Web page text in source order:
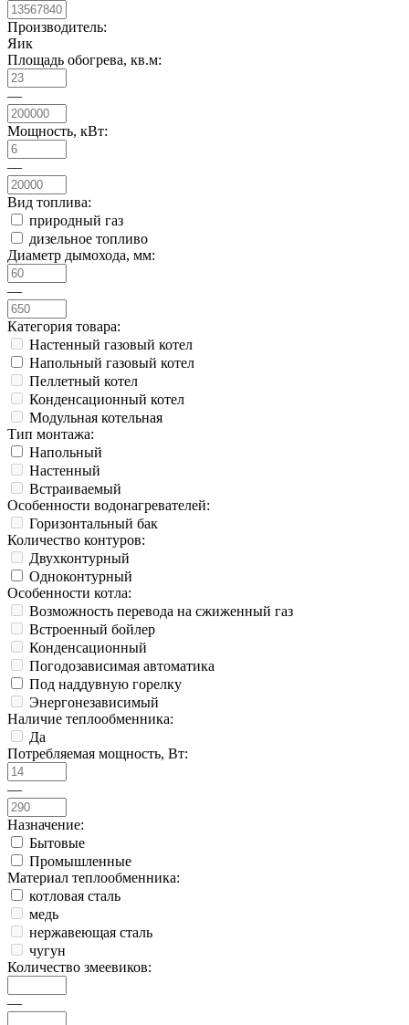
Производитель:
Яик
Площадь обогрева, кв.м:
—
Мощность, кВт:
—
Вид топлива:
природный газ
дизельное топливо
Диаметр дымохода, мм:
—
Категория товара:
Настенный газовый котел
Напольный газовый котел
Пеллетный котел
Конденсационный котел
Модульная котельная
Тип монтажа:
Напольный
Настенный
Встраиваемый
Особенности водонагревателей:
Горизонтальный бак
Количество контуров:
Двухконтурный
Одноконтурный
Особенности котла:
Возможность перевода на сжиженный газ
Встроенный бойлер
Конденсационный
Погодозависимая автоматика
Под наддувную горелку
Энергонезависимый
Наличие теплообменника:
Да
Потребляемая мощность, Вт:
—
Назначение:
Бытовые
Промышленные
Материал теплообменника:
котловая сталь
медь
нержавеющая сталь
чугун
Количество змеевиков:
—